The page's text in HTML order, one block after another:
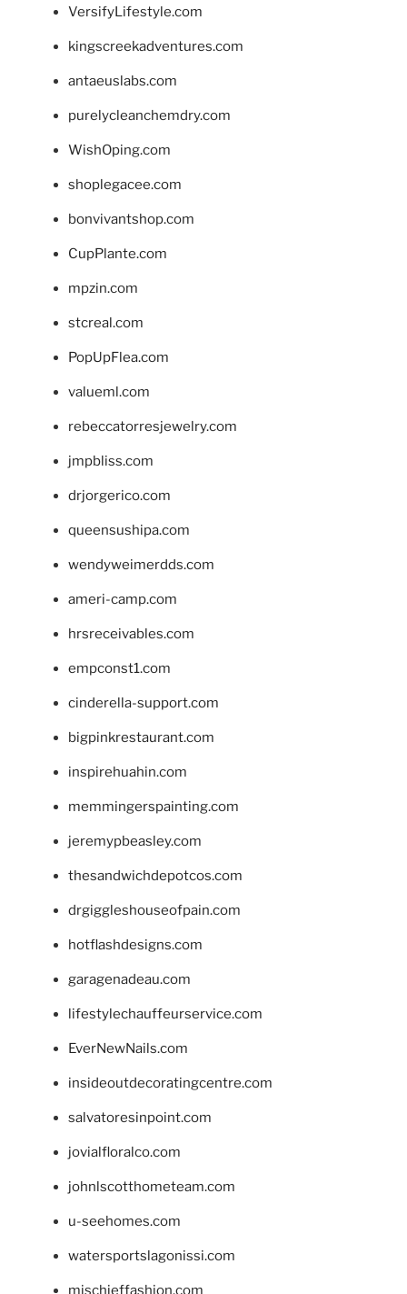
VersifyLifestyle.com
kingscreekadventures.com
antaeuslabs.com
purelycleanchemdry.com
WishOping.com
shoplegacee.com
bonvivantshop.com
CupPlante.com
mpzin.com
stcreal.com
PopUpFlea.com
valueml.com
rebeccatorresjewelry.com
jmpbliss.com
drjorgerico.com
queensushipa.com
wendyweimerdds.com
ameri-camp.com
hrsreceivables.com
empconst1.com
cinderella-support.com
bigpinkrestaurant.com
inspirehuahin.com
memmingerspainting.com
jeremypbeasley.com
thesandwichdepotcos.com
drgiggleshouseofpain.com
hotflashdesigns.com
garagenadeau.com
lifestylechauffeurservice.com
EverNewNails.com
insideoutdecoratingcentre.com
salvatoresinpoint.com
jovialfloralco.com
johnlscotthometeam.com
u-seehomes.com
watersportslagonissi.com
mischieffashion.com